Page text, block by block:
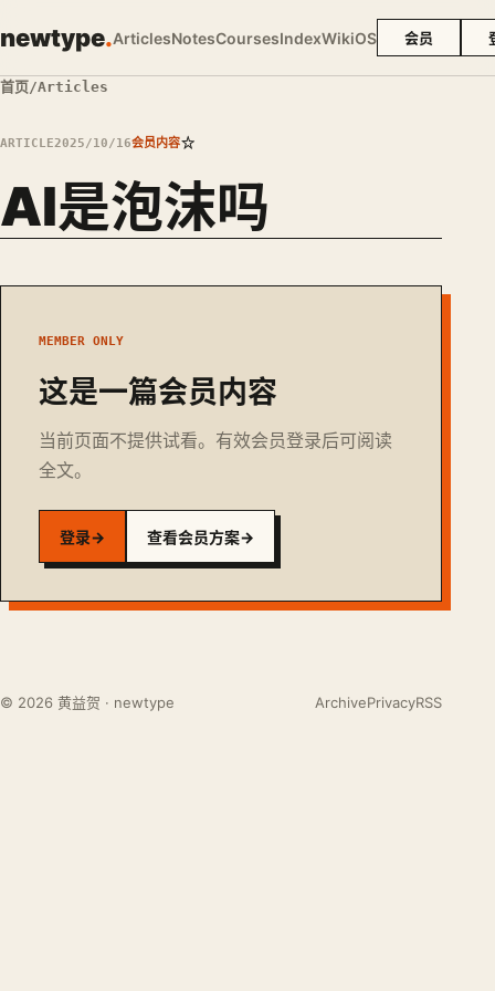
newtype.ArticlesNotesCoursesIndexWikiOS 会员
首页/Articles
ARTICLE2025/10/16会员内容☆
AI是泡沫吗
MEMBER ONLY
这是一篇会员内容
当前页面不提供试看。有效会员登录后可阅读
全文。
登录→ 查看会员方案→
© 2026 黄益贺 · newtype ArchivePrivacyRSS